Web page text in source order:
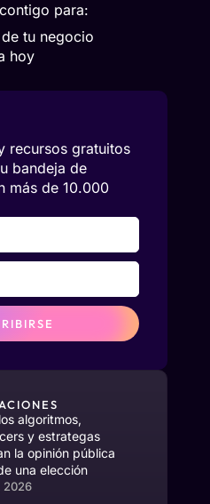
para:
tu negocio
hoy
recursos gratuitos
bandeja de
más de 10.000
algoritmos,
y estrategas
la opinión pública
una elección
2026